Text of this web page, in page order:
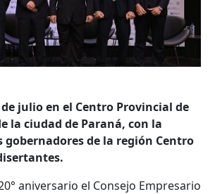
de julio en el Centro Provincial de
la ciudad de Paraná, con la
gobernadores de la región Centro
aniversario el Consejo Empresario